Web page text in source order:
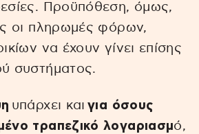
Προϋπόθεση, όμως,
οι πληρωμές φόρων,
να έχουν γίνει επίσης
συστήματος.
υπάρχει καιγια όσους
τραπεζικό λογαριασμό,